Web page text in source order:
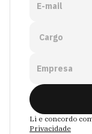
E-mail
Empresa
Li e concordo
Privacidade